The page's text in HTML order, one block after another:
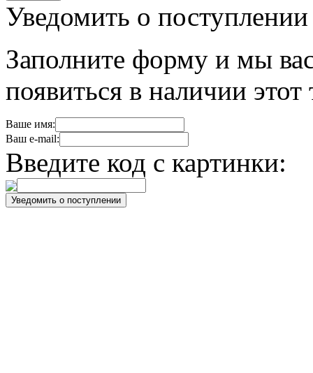
Уведомить о поступлении
Заполните форму и мы
появиться в наличии этот
Ваше имя:
Ваш e-mail:
Введите код с картинки: